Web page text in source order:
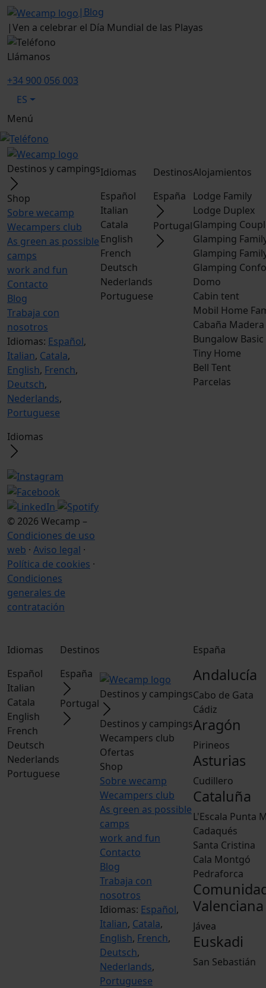
| Blog
|Ven a celebrar el Día Mundial de las Playas
Llámanos
+34 900 056 003
ES
Menú
Destinos y campings
Shop
Sobre wecamp
Wecampers club
As green as possible
camps
work and fun
Contacto
Blog
Trabaja con
nosotros
Idiomas: Español,
Italian, Catala,
English, French,
Deutsch,
Nederlands,
Portuguese
Idiomas
© 2026 Wecamp –
Condiciones de uso
web · Aviso legal ·
Política de cookies ·
Condiciones
generales de
contratación
Idiomas
Español
Italian
Catala
English
French
Deutsch
Nederlands
Portuguese
Destinos
España
Portugal
Alojamientos
Lodge Family
Lodge Duplex
Glamping
Glamping
Glamping
Glamping
Domo
Cabin tent
Mobil Home
Cabaña Madera
Bungalow Basic
Tiny Home
Bell Tent
Parcelas
Idiomas
Español
Italian
Catala
English
French
Deutsch
Nederlands
Portuguese
Destinos
España
Portugal
Destinos y campings
Destinos y campings
Wecampers club
Ofertas
Shop
Sobre wecamp
Wecampers club
As green as possible
camps
work and fun
Contacto
Blog
Trabaja con
nosotros
Idiomas: Español,
Italian, Catala,
English, French,
Deutsch,
Nederlands,
Portuguese
España
Andalucía
Cabo de Gata
Cádiz
Aragón
Pirineos
Asturias
Cudillero
Cataluña
L'Escala Punta
Cadaqués
Santa Cristina
Cala Montgó
Pedraforca
Valenciana
Jávea
Euskadi
San Sebastián